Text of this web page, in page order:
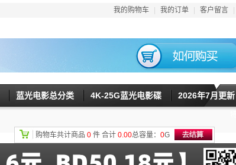
我的购物车 我的订单 客户留言
蓝光电影总分类 4K-25G蓝光电影碟 2026年7月更新
购物车共计商品 0 件 合计 0.00总容量： 0G